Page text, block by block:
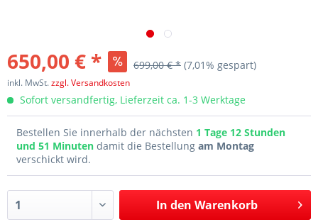
650,00 € * 699,00 € * (7,01% gespart)
inkl. MwSt.zzgl. Versandkosten
Sofort versandfertig, Lieferzeit ca. 1-3 Werktage
Bestellen Sie innerhalb der nächsten 1 Tage 12 Stunden
und 51 Minuten damit die Bestellung am Montag
verschickt wird.
In den Warenkorb